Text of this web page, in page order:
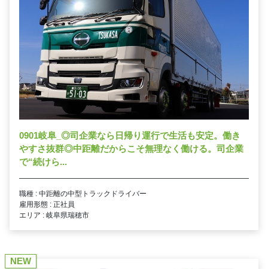
0901岐阜_◎司企業なら日帰り運行で生活も安定。働き
やすさ抜群◎中距離だからこそ無理なく働ける。司企業
で“続けら...
職種 : 中距離の中型トラックドライバー
雇用形態 : 正社員
エリア : 岐阜県瑞穂市
NEW